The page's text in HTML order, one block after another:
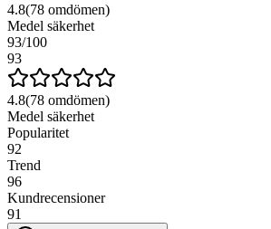
4.8(78 omdömen)
Medel säkerhet
93/100
93
4.8(78 omdömen)
Medel säkerhet
Popularitet
92
Trend
96
Kundrecensioner
91